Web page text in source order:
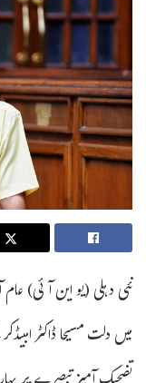
نئی دہلی (یو این آئی) عام
میں دلت مسیحا ڈاکٹر